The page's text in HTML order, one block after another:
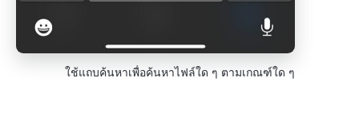
ใช้แถบค้นหาเพื่อค้นหาไฟล์ใด ๆ ตามเกณฑ์ใด ๆ